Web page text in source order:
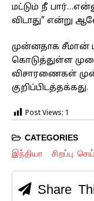
மட்டும் நீ
விடாது” என்று
முன்னதாக சீமான்
கொடுத்துள்ள
விசாரணைகள்
குறிப்பிடத்தக்கது.
Post Views: 1
CATEGORIES
இந்தியா சிறப்பு
Share